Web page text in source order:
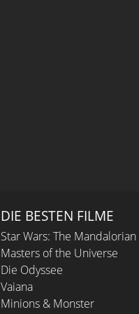
DIE BESTEN FILME
Star Wars: The
Masters of the Universe
Die Odyssee
Vaiana
Minions & Monster